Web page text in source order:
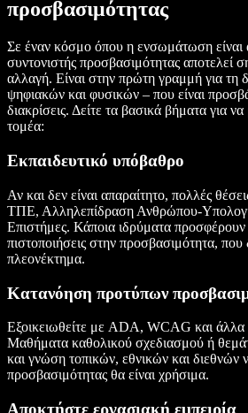
προσβασιμότητας
Σε έναν κόσμο όπου η ενσωμάτωση είναι
συντονιστής προσβασιμότητας αποτελεί
αλλαγή. Είναι στην πρώτη γραμμή για τη
ψηφιακών και φυσικών – που είναι
διακρίσεις. Δείτε τα βασικά βήματα για
τομέα:
Εκπαιδευτικό υπόβαθρο
Αν και δεν είναι απαραίτητο, πολλές
ΤΠΕ, Αλληλεπίδραση Ανθρώπου-
Επιστήμες. Κάποια ιδρύματα προσφέρουν
πιστοποιήσεις στην προσβασιμότητα, που
πλεονέκτημα.
Κατανόηση προτύπων
Εξοικειωθείτε με ADA, WCAG και άλλα
Μαθήματα καθολικού σχεδιασμού ή
και γνώση τοπικών, εθνικών και διεθνών
προσβασιμότητας θα είναι χρήσιμα.
Αποκτήστε εργασιακή εμπειρία